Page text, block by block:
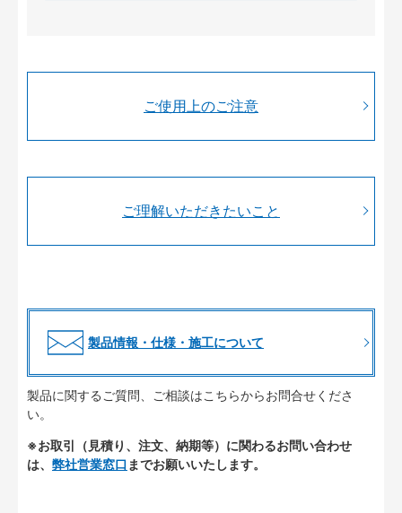
ご使用上のご注意
ご理解いただきたいこと
製品情報・仕様・施工について
製品に関するご質問、ご相談はこちらからお問合せくださ
い。
※お取引（見積り、注文、納期等）に関わるお問い合わせ
は、 弊社営業窓口 までお願いいたします。